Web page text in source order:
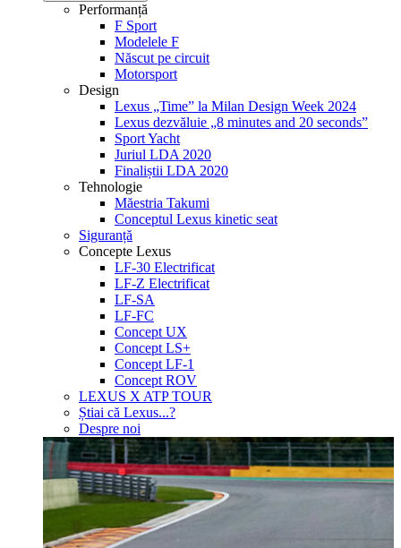
Performanță
F Sport
Modelele F
Născut pe circuit
Motorsport
Design
Lexus „Time” la Milan Design Week 2024
Lexus dezvăluie „8 minutes and 20 seconds”
Sport Yacht
Juriul LDA 2020
Finaliștii LDA 2020
Tehnologie
Măestria Takumi
Conceptul Lexus kinetic seat
Siguranță
Concepte Lexus
LF-30 Electrificat
LF-Z Electrificat
LF-SA
LF-FC
Concept UX
Concept LS+
Concept LF-1
Concept ROV
LEXUS X ATP TOUR
Știai că Lexus...?
Despre noi